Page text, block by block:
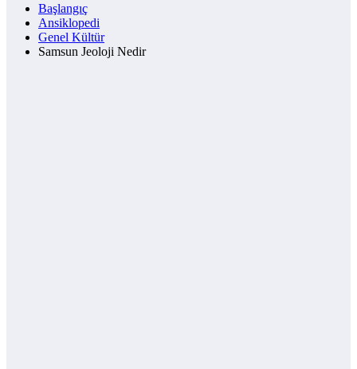
Başlangıç
Ansiklopedi
Genel Kültür
Samsun Jeoloji Nedir